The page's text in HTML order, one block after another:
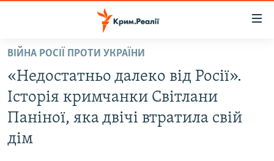
Перейти
основного
матеріалу
Перейти
до
основної
ВОДА.КРИМ
ВІДЕО ТА ФОТО
ПОЛІТИКА
ВІЙНА РОСІЇ ПРОТИ УКРАЇНИ
«Недостатньо далеко від Росії».
Історія кримчанки Світлани
Паніної, яка двічі втратила свій
дім